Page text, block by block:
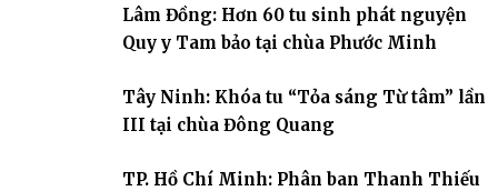
Tháp). Những tuần tu học ngắn ngủi nhưng đã trở thành hành
trang quý báu, gieo những hạt giống thiện l
Lâm Đồng: Hơn 60 tu sinh phát nguyện
Quy y Tam bảo tại chùa Phước Minh
Tây Ninh: Khóa tu “Tỏa sáng Từ tâm” lần
III tại chùa Đông Quang
TP. Hồ Chí Minh: Phân ban Thanh Thiếu